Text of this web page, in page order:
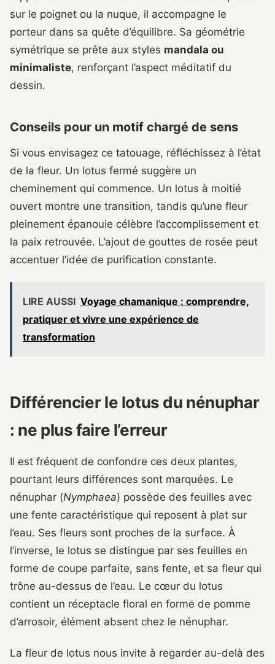
sur le poignet ou la nuque, il accompagne le
porteur dans sa quête d’équilibre. Sa géométrie
symétrique se prête aux styles mandala ou
minimaliste, renforçant l’aspect méditatif du
dessin.
Conseils pour un motif chargé de sens
Si vous envisagez ce tatouage, réfléchissez à l’état
de la fleur. Un lotus fermé suggère un
cheminement qui commence. Un lotus à moitié
ouvert montre une transition, tandis qu’une fleur
pleinement épanouie célèbre l’accomplissement et
la paix retrouvée. L’ajout de gouttes de rosée peut
accentuer l’idée de purification constante.
LIRE AUSSI Voyage chamanique : comprendre,
pratiquer et vivre une expérience de
transformation
Différencier le lotus du nénuphar
: ne plus faire l’erreur
Il est fréquent de confondre ces deux plantes,
pourtant leurs différences sont marquées. Le
nénuphar (Nymphaea) possède des feuilles avec
une fente caractéristique qui reposent à plat sur
l’eau. Ses fleurs sont proches de la surface. À
l’inverse, le lotus se distingue par ses feuilles en
forme de coupe parfaite, sans fente, et sa fleur qui
trône au-dessus de l’eau. Le cœur du lotus
contient un réceptacle floral en forme de pomme
d’arrosoir, élément absent chez le nénuphar.
La fleur de lotus nous invite à regarder au-delà des